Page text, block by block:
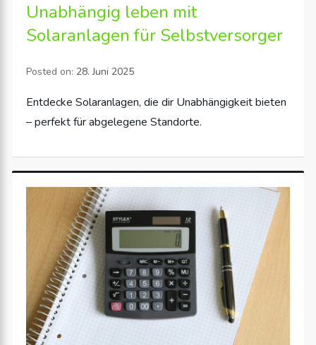
Unabhängig leben mit
Solaranlagen für Selbstversorger
Posted on: 28. Juni 2025
Entdecke Solaranlagen, die dir Unabhängigkeit bieten
– perfekt für abgelegene Standorte.